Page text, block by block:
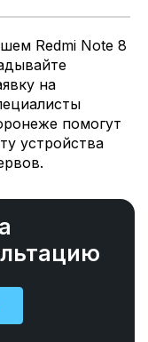
Redmi Note 8
на
помогут
устройства